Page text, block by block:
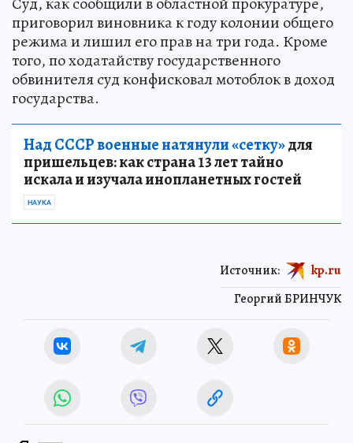
приговорил виновника к году колонии общего
режима и лишил его прав на три года. Кроме
того, по ходатайству государственного
обвинителя суд конфисковал мотоблок в доход
государства.
Над СССР военные натянули «сетку»для
пришельцев: как страна 13 лет тайно
искала и изучала инопланетных гостей
НАУКА
Георгий БРИНЧУК
Источник: kp.ru